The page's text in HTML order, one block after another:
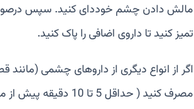
مالش دادن چشم خوددای کنید. سپس درصورت
تمیز کنید تا داروی اضافی را پاک کنید.
مصرف کنید (